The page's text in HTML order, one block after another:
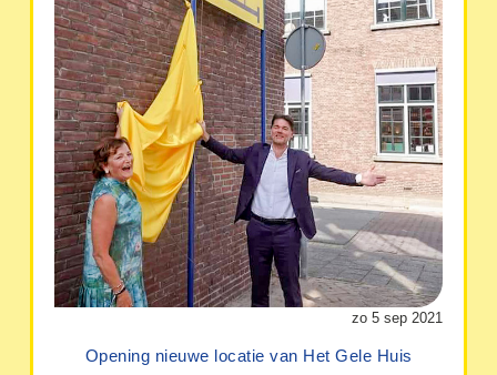
zo 5 sep 2021
Opening nieuwe locatie van Het Gele Huis